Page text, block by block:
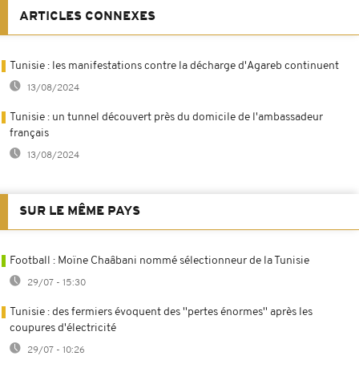
ARTICLES CONNEXES
Tunisie : les manifestations contre la décharge d'Agareb continuent
13/08/2024
Tunisie : un tunnel découvert près du domicile de l'ambassadeur
français
13/08/2024
SUR LE MÊME PAYS
Football : Moïne Chaâbani nommé sélectionneur de la Tunisie
29/07 - 15:30
Tunisie : des fermiers évoquent des ''pertes énormes'' après les
coupures d'électricité
29/07 - 10:26